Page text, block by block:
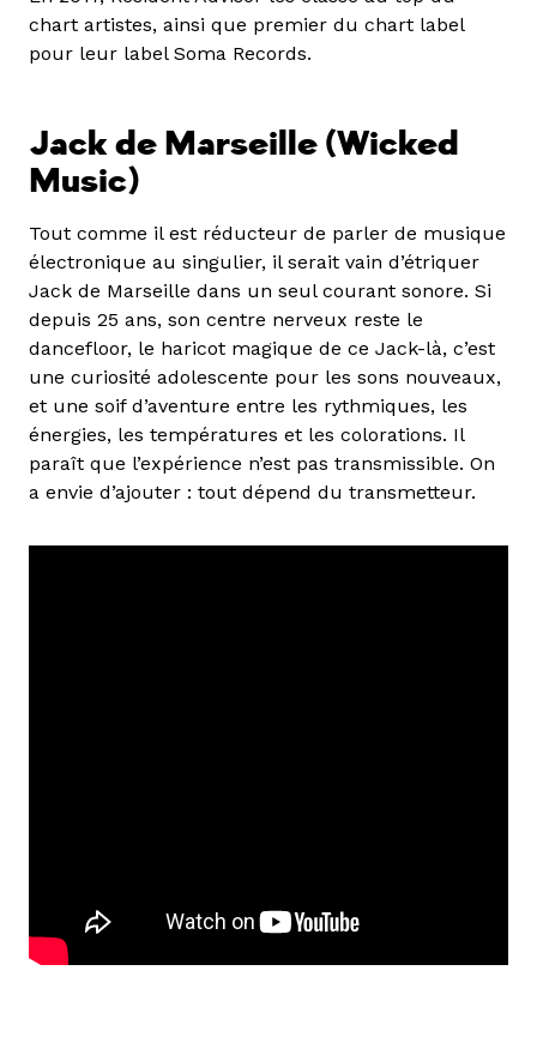
chart artistes, ainsi que premier du chart label
pour leur label Soma Records.
Jack de Marseille (Wicked
Music)
Tout comme il est réducteur de parler de musique
électronique au singulier, il serait vain d’étriquer
Jack de Marseille dans un seul courant sonore. Si
depuis 25 ans, son centre nerveux reste le
dancefloor, le haricot magique de ce Jack-là, c’est
une curiosité adolescente pour les sons nouveaux,
et une soif d’aventure entre les rythmiques, les
énergies, les températures et les colorations. Il
paraît que l’expérience n’est pas transmissible. On
a envie d’ajouter : tout dépend du transmetteur.